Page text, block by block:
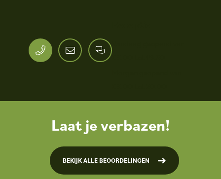
Laat je verbazen!
BEKIJK ALLE BEOORDELINGEN